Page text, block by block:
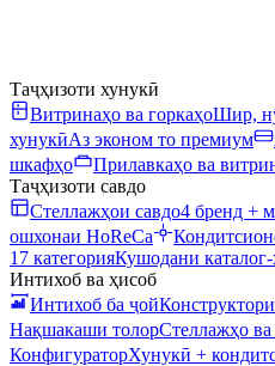
Таҷҳизоти хунукӣ
Витринаҳо ва горкаҳоШир,
хунукӣАз эконом то премиум
шкафҳо
Прилавкаҳо ва
Таҷҳизоти савдо
Стеллажҳои савдо4 бренд +
ошхонаи HoReCa
17 категорияКушодани каталог-
Интихоб ва ҳисоб
Интихоб ба ҷой
Нақшакаши толорСтеллажҳо ва
КонфигураторХунукӣ +